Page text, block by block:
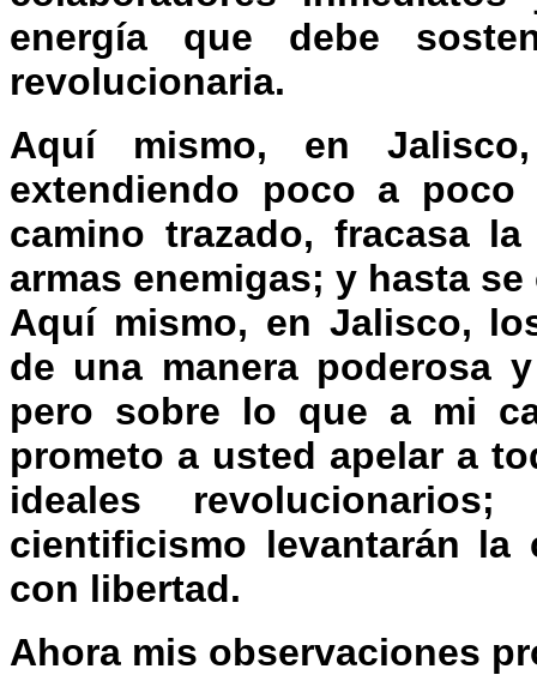
energía que debe
revolucionaria.
Aquí mismo, en
extendiendo poco a
camino trazado, fracasa
armas enemigas; y hasta
Aquí mismo, en Jalisco,
de una manera poderosa
pero sobre lo que a mi
prometo a usted apelar a
ideales
cientificismo levantarán la
con libertad.
Ahora mis observaciones